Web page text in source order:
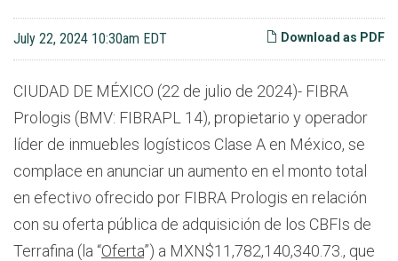
Download as PDF
July 22, 2024 10:30am EDT
CIUDAD DE MÉXICO (22 de julio de 2024)- FIBRA
Prologis (BMV: FIBRAPL 14), propietario y operador
líder de inmuebles logísticos Clase A en México, se
complace en anunciar un aumento en el monto total
en efectivo ofrecido por FIBRA Prologis en relación
con su oferta pública de adquisición de los CBFIs de
Terrafina (la “Oferta”) a MXN$11,782,140,340.73., que